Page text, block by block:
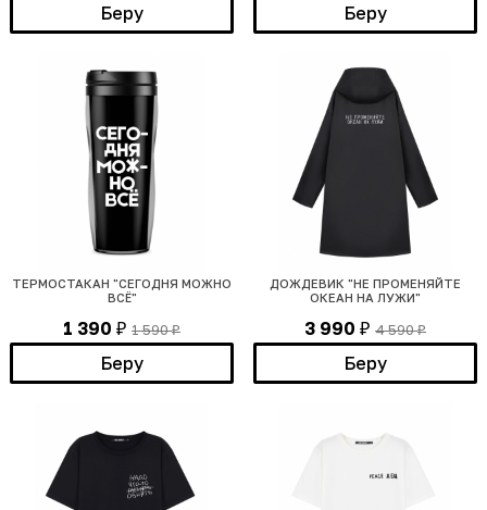
Беру Беру
ТЕРМОСТАКАН "СЕГОДНЯ МОЖНО
ВСЁ"
1 390 ₽ 1 590₽
Беру
ДОЖДЕВИК "НЕ ПРОМЕНЯЙТЕ
ОКЕАН НА ЛУЖИ"
3 990 ₽ 4 590₽
Беру